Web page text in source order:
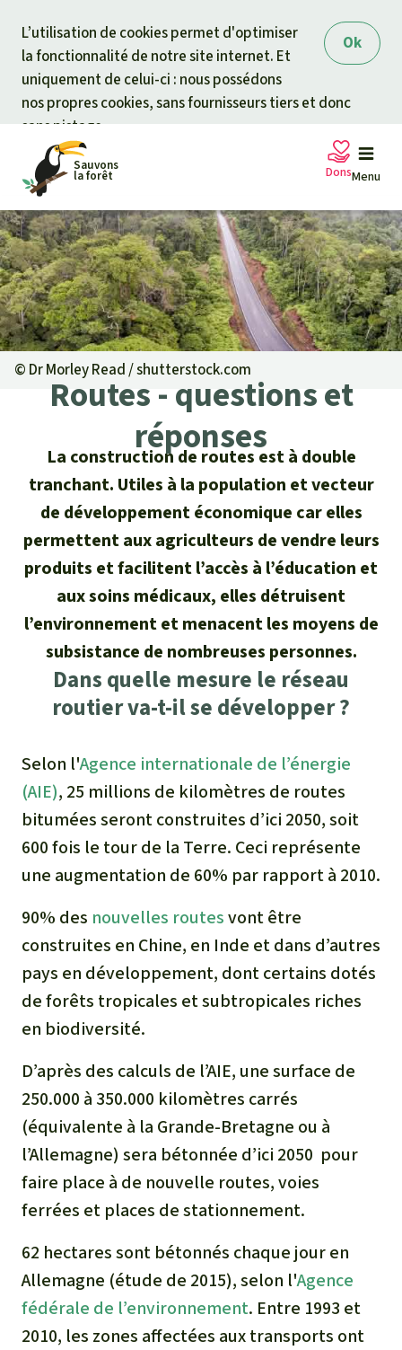
Ok
L’utilisation de cookies permet d'optimiser
la fonctionnalité de notre site internet. Et
uniquement de celui-ci : nous possédons
nos propres cookies, sans fournisseurs tiers et donc
sans pistage.
Sauvons
la forêt Menu
Pétitions
Projets
Informations
Pour approfondir
Actualités
Succès
Lettre d'information
Thématiques
Climat et forêt tropicale
La biodiversité
L'huile de palme
Les aires protégées
La forêt tropicale
Les biocarburants
L’aluminium
L'élevage industriel
L'or
L'accaparement des terres
Les barrages
Le ciment et le béton
Les routes
Association
Sauvons la forêt
Qui sommes-nous ?
Nous contacter
Transparence
Questions fréquentes
Rapports annuels
Mentions légales
Médias
Communiqués
Dans la presse
Recherche
Français
Deutsch
English
Español
Português
Indonesia
Dons
Votre soutien est capital
Don général
Fonds d'urgence
Certificats de don
Questions & réponses
Don pour un thème
Protection des animaux
Protection des forêts tropicales
Soutien aux activistes
Don pour une région
Asie du Sud-Est
Afrique
Amérique latine
© Dr Morley Read / shutterstock.com
Routes - questions et
réponses
La construction de routes est à double
tranchant. Utiles à la population et vecteur
de développement économique car elles
permettent aux agriculteurs de vendre leurs
produits et facilitent l’accès à l’éducation et
aux soins médicaux, elles détruisent
l’environnement et menacent les moyens de
subsistance de nombreuses personnes.
Dans quelle mesure le réseau
routier va-t-il se développer ?
Selon l'Agence internationale de l’énergie
(AIE), 25 millions de kilomètres de routes
bitumées seront construites d’ici 2050, soit
600 fois le tour de la Terre. Ceci représente
une augmentation de 60% par rapport à 2010.
90% des nouvelles routesvont être
construites en Chine, en Inde et dans d’autres
pays en développement, dont certains dotés
de forêts tropicales et subtropicales riches
en biodiversité.
D’après des calculs de l’AIE, une surface de
250.000 à 350.000 kilomètres carrés
(équivalente à la Grande-Bretagne ou à
l’Allemagne) sera bétonnée d’ici 2050 pour
faire place à de nouvelle routes, voies
ferrées et places de stationnement.
62 hectares sont bétonnés chaque jour en
Allemagne (étude de 2015), selon l'Agence
fédérale de l’environnement. Entre 1993 et
2010, les zones affectées aux transports ont